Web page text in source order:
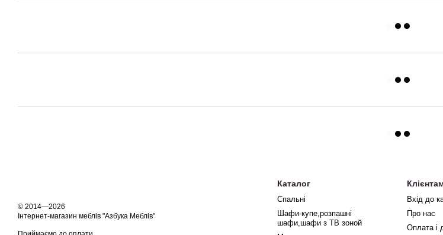
© 2014—2026
Інтернет-магазин меблів "Азбука Меблів"
Каталог
Спальні
Шафи-купе,розпашні
шафи,шафи з ТВ зоной
Вхід до
Про нас
Оплата і